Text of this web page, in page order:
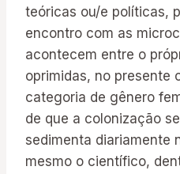
teóricas ou/e políticas,
encontro com as
acontecem entre o
oprimidas, no presente
categoria de gênero
de que a colonização
sedimenta diariamente
mesmo o científico,